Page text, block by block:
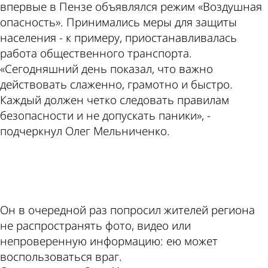
впервые в Пензе объявлялся режим «Воздушная
опасность». Принимались меры для защиты
населения - к примеру, приостанавливалась
работа общественного транспорта.
«Сегодняшний день показал, что важно
действовать слаженно, грамотно и быстро.
Каждый должен четко следовать правилам
безопасности и не допускать паники», -
подчеркнул Олег Мельниченко.
Он в очередной раз попросил жителей региона
не распространять фото, видео или
непроверенную информацию: ею может
воспользоваться враг.